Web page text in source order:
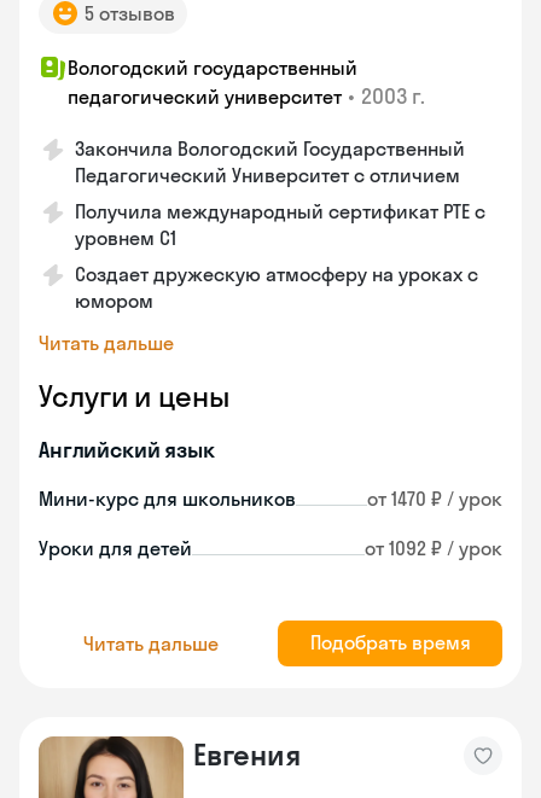
5 отзывов
Вологодский государственный
педагогический университет • 2003 г.
Закончила Вологодский Государственный
Педагогический Университет с отличием
Получила международный сертификат PTE с
уровнем C1
Создает дружескую атмосферу на уроках с
юмором
Читать дальше
Услуги и цены
Английский язык
Мини-курс для школьников от 1470 ₽ / урок
Уроки для детей от 1092 ₽ / урок
Читать дальше Подобрать время
Евгения